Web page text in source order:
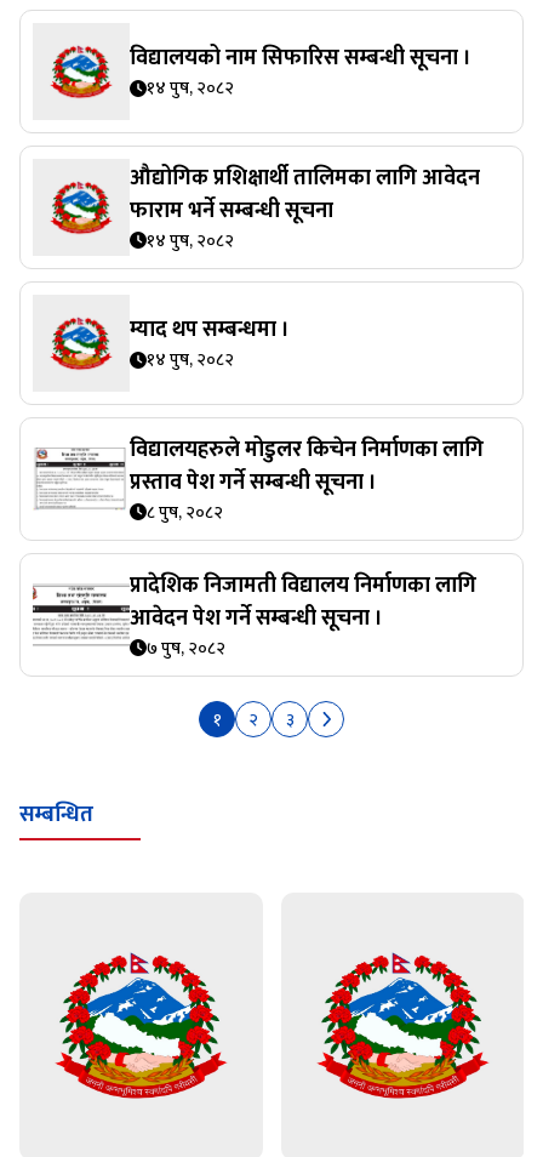
विद्यालयको नाम सिफारिस सम्बन्धी सूचना ।
१४ पुष, २०८२
औद्योगिक प्रशिक्षार्थी तालिमका लागि आवेदन
फाराम भर्ने सम्बन्धी सूचना
१४ पुष, २०८२
म्याद थप सम्बन्धमा ।
१४ पुष, २०८२
विद्यालयहरुले मोडुलर किचेन निर्माणका लागि
प्रस्ताव पेश गर्ने सम्बन्धी सूचना ।
८ पुष, २०८२
प्रादेशिक निजामती विद्यालय निर्माणका लागि
आवेदन पेश गर्ने सम्बन्धी सूचना ।
७ पुष, २०८२
१ २ ३
सम्बन्धित